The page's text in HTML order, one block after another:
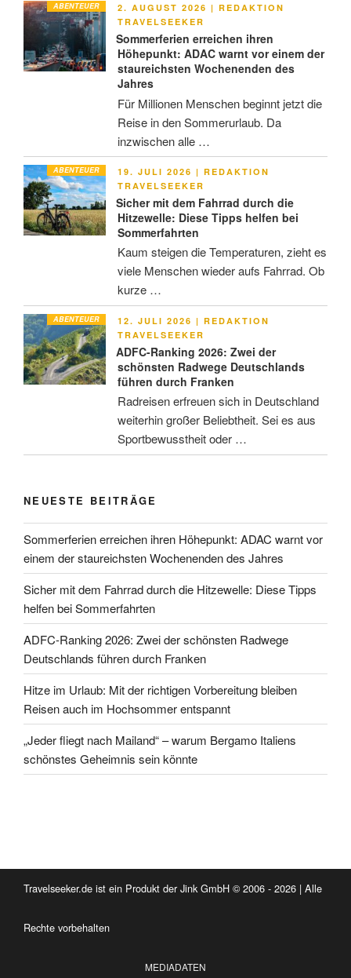
ABENTEUER
VERÖFFENTLICHT
AM
2. AUGUST 2026 | REDAKTION
TRAVELSEEKER
Sommerferien erreichen ihren
Höhepunkt: ADAC warnt vor einem der
staureichsten Wochenenden des
Jahres
Für Millionen Menschen beginnt jetzt die
Reise in den Sommerurlaub. Da
inzwischen alle …
ABENTEUER
VERÖFFENTLICHT
AM
19. JULI 2026 | REDAKTION
TRAVELSEEKER
Sicher mit dem Fahrrad durch die
Hitzewelle: Diese Tipps helfen bei
Sommerfahrten
Kaum steigen die Temperaturen, zieht es
viele Menschen wieder aufs Fahrrad. Ob
kurze …
ABENTEUER
VERÖFFENTLICHT
AM
12. JULI 2026 | REDAKTION
TRAVELSEEKER
ADFC-Ranking 2026: Zwei der
schönsten Radwege Deutschlands
führen durch Franken
Radreisen erfreuen sich in Deutschland
weiterhin großer Beliebtheit. Sei es aus
Sportbewusstheit oder …
NEUESTE BEITRÄGE
Sommerferien erreichen ihren Höhepunkt: ADAC warnt vor
einem der staureichsten Wochenenden des Jahres
Sicher mit dem Fahrrad durch die Hitzewelle: Diese Tipps
helfen bei Sommerfahrten
ADFC-Ranking 2026: Zwei der schönsten Radwege
Deutschlands führen durch Franken
Hitze im Urlaub: Mit der richtigen Vorbereitung bleiben
Reisen auch im Hochsommer entspannt
„Jeder fliegt nach Mailand“ – warum Bergamo Italiens
schönstes Geheimnis sein könnte
Travelseeker.de ist ein Produkt der Jink GmbH © 2006 - 2026 | Alle
Rechte vorbehalten
MEDIADATEN